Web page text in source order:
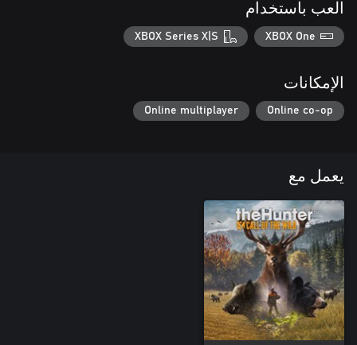
العب باستخدام
XBOX One
XBOX Series X|S
الإمكانات
Online co-op
Online multiplayer
يعمل مع